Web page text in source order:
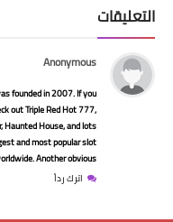
أخبار
ثغرة جديدة
الواتساب
التعليقات
Anonymous
founded in 2007. If you
out Triple Red Hot 777,
Haunted House, and lots
and most popular slot
Another obvious
اترك رداً